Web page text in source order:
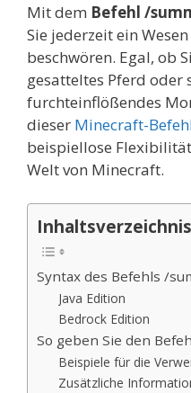
Mit dem Befehl /
Sie jederzeit ein
beschwören. Egal, ob
gesatteltes Pferd oder
furchteinflößendes
dieser Minecraft-
beispiellose
Welt von Minecraft.
Inhaltsverzeichnis
Syntax des Befehls /
Java Edition
Bedrock Edition
So geben Sie den
Beispiele für die
Zusätzliche